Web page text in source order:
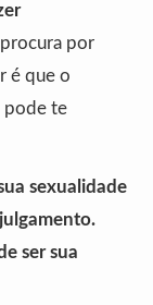
por
é que o
pode te
sexualidade
ser sua